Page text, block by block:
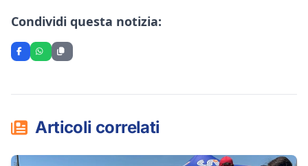
Condividi questa notizia:
Articoli correlati